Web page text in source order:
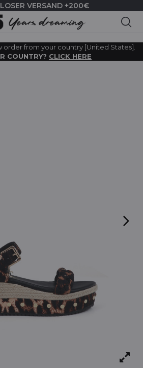
VERSAND +200€
order from your country [United States].
COUNTRY? CLICK HERE